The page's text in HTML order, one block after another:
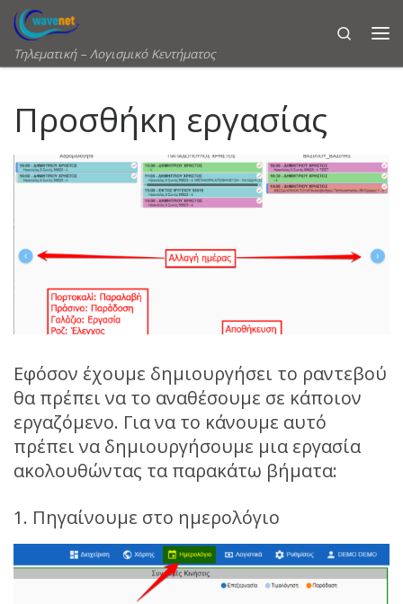
Skip to content
Τηλεματική – Λογισμικό Κεντήματος
Search
Προσθήκη εργασίας
Εφόσον έχουμε δημιουργήσει το ραντεβού
θα πρέπει να το αναθέσουμε σε κάποιον
εργαζόμενο. Για να το κάνουμε αυτό
πρέπει να δημιουργήσουμε μια εργασία
ακολουθώντας τα παρακάτω βήματα:
1. Πηγαίνουμε στο ημερολόγιο